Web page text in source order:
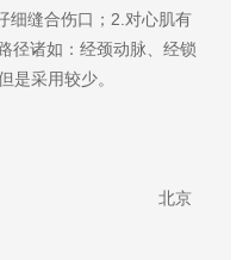
细缝合伤口；2.对心肌有
径诸如：经颈动脉、经锁
但是采用较少。